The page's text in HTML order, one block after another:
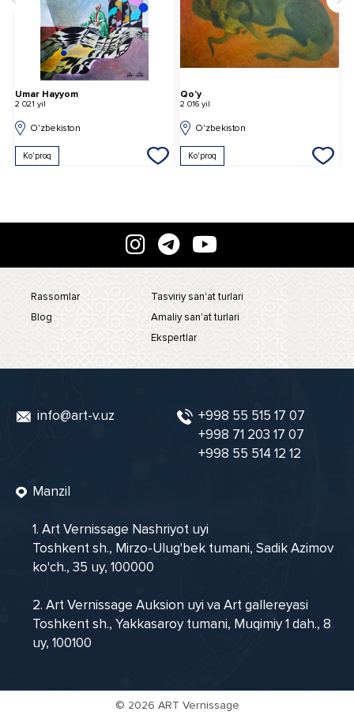
Umar Hayyom
2 021 yil
O'zbekiston
Ko'proq
Qo'y
2 016 yil
O'zbekiston
Ko'proq
Rassomlar
Blog
Tasviriy san'at turlari
Amaliy san'at turlari
Ekspertlar
info@art-v.uz
+998 55 515 17 07
+998 71 203 17 07
+998 55 514 12 12
Manzil
1. Art Vernissage Nashriyot uyi
Toshkent sh., Mirzo-Ulug'bek tumani, Sadik Azimov
ko'ch., 35 uy, 100000
2. Art Vernissage Auksion uyi va Art gallereyasi
Toshkent sh., Yakkasaroy tumani, Muqimiy 1 dah., 8
uy, 100100
© 2026 ART Vernissage